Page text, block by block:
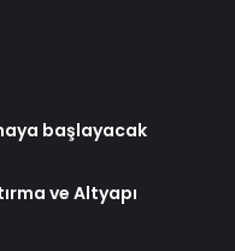
başlayacak
ve Altyapı